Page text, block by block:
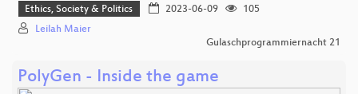
Ethics, Society & Politics 2023-06-09
105
Leilah Maier
Gulaschprogrammiernacht 21
PolyGen - Inside the game